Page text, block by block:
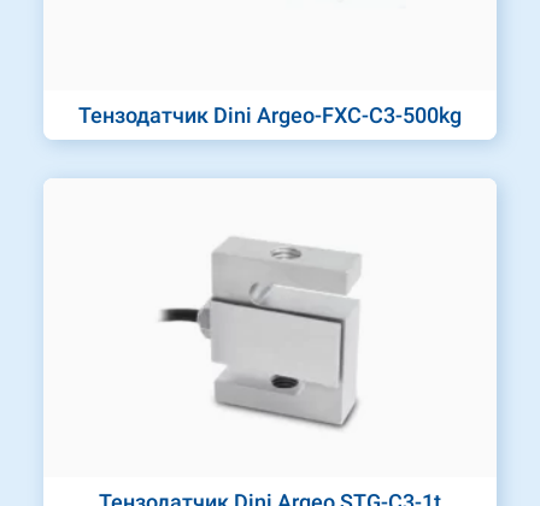
Тензодатчик Dini Argeo-FXC-C3-500kg